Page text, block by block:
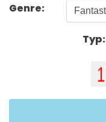
Genre:
Typ: